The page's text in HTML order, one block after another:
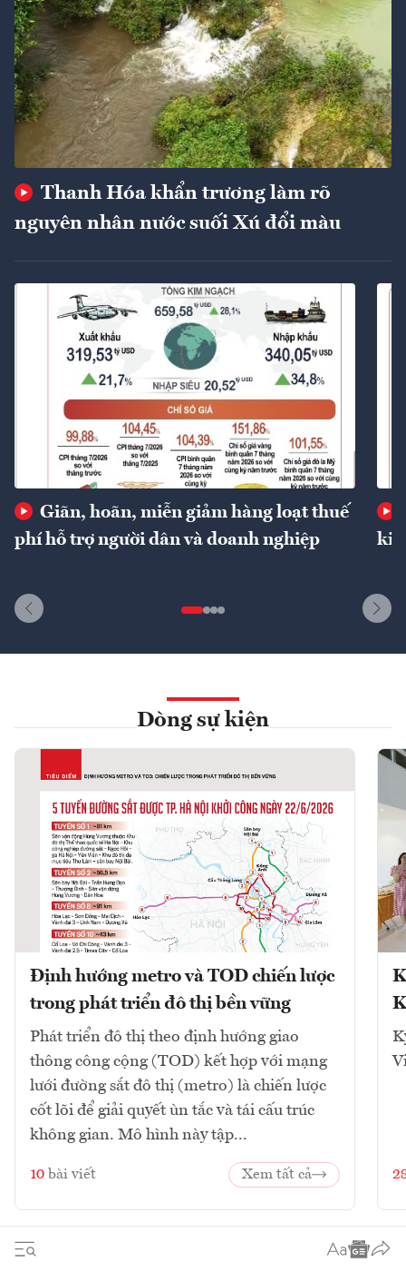
Thanh Hóa khẩn trương làm rõ
nguyên nhân nước suối Xú đổi màu
Giãn, hoãn, miễn giảm hàng loạt thuế
phí hỗ trợ người dân và doanh nghiệp
Dòng sự kiện
Định hướng metro và TOD chiến lược
trong phát triển đô thị bền vững
Phát triển đô thị theo định hướng giao
thông công cộng (TOD) kết hợp với mạng
lưới đường sắt đô thị (metro) là chiến lược
cốt lõi để giải quyết ùn tắc và tái cấu trúc
không gian. Mô hình này tập...
10 bài viết Xem tất cả